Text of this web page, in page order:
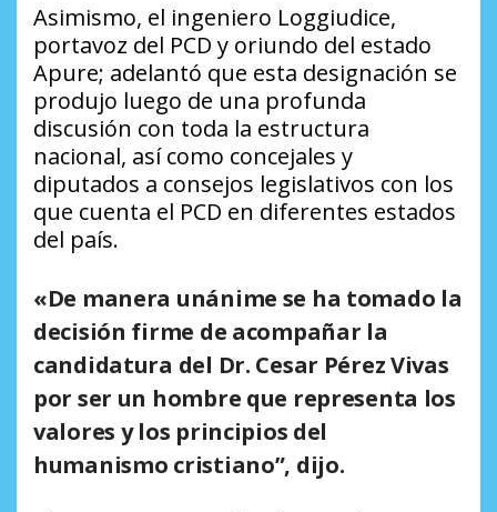
Asimismo, el ingeniero Loggiudice,
portavoz del PCD y oriundo del estado
Apure; adelantó que esta designación se
produjo luego de una profunda
discusión con toda la estructura
nacional, así como concejales y
diputados a consejos legislativos con los
que cuenta el PCD en diferentes estados
del país.
«De manera unánime se ha tomado la
decisión firme de acompañar la
candidatura del Dr. Cesar Pérez Vivas
por ser un hombre que representa los
valores y los principios del
humanismo cristiano”, dijo.